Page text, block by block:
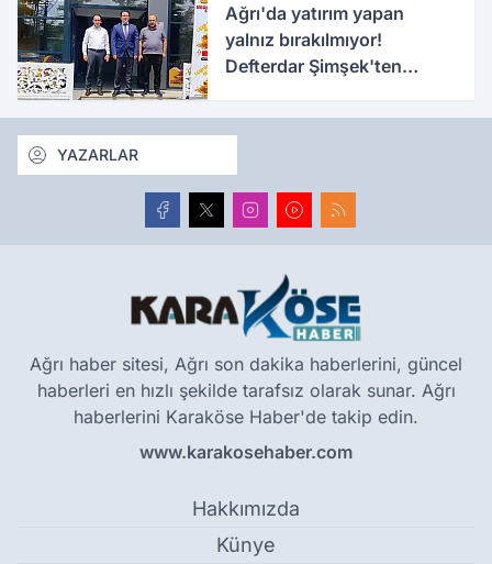
Ağrı'da yatırım yapan
yalnız bırakılmıyor!
Defterdar Şimşek'ten
YAZARLAR
Ağrı haber sitesi, Ağrı son dakika haberlerini, güncel
haberleri en hızlı şekilde tarafsız olarak sunar. Ağrı
haberlerini Karaköse Haber'de takip edin.
www.karakosehaber.com
Hakkımızda
Künye